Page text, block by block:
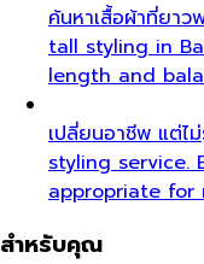
ค้นหาเสื้อผ้าที่ยา
tall styling in
length and
เปลี่ยนอาชีพ แต่ไ
styling service.
appropriate for
สำหรับคุณ